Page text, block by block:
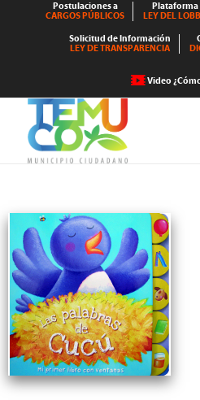
Postulaciones a
CARGOS PÚBLICOS
Plataforma
LEY DEL
Solicitud de Información
LEY DE TRANSPARENCIA
Video